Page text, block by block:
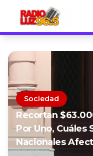
Sociedad
Recortan
Por Uno, Cuáles
Nacionales